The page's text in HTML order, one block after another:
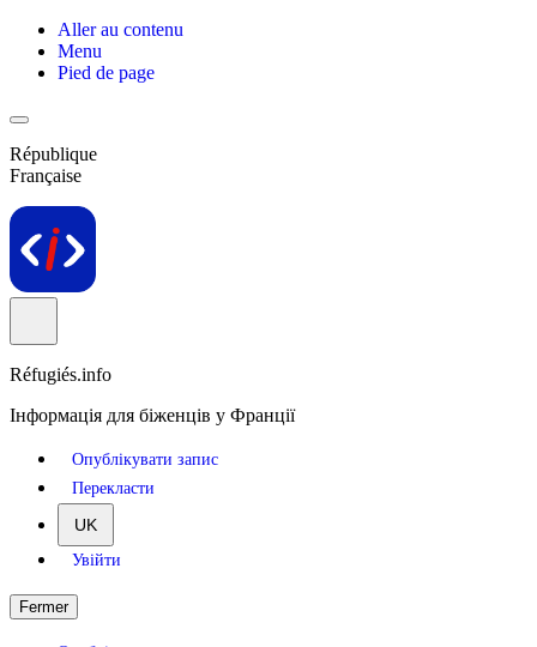
Aller au contenu
Menu
Pied de page
République
Française
Réfugiés.info
Інформація для біженців у Франції
Опублікувати запис
Перекласти
UK
Увійти
Fermer